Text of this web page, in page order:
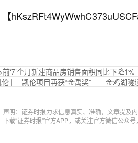
‘7’个月新建商品房销售面积同比下降1%
伦 |— 凯伦项目再获“金禹奖”——金鸡湖隧
声明：证券时报力求信息真实、准确，文章提及
下载“证券时报”官方APP，或关注官方微信公众